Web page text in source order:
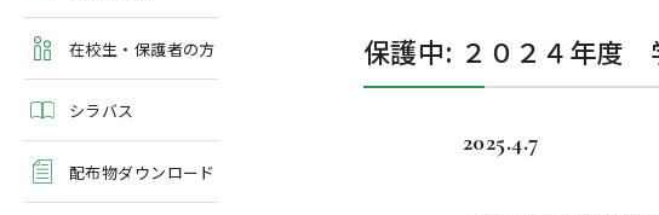
よくある質問
学校案内・資料請求
在校生・保護者の方
シラバス
配布物ダウンロード
保護中: ２０２４年度
2025.4.7